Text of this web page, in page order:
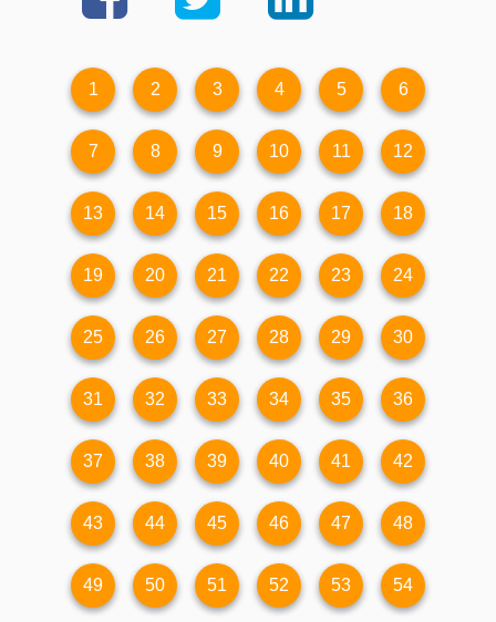
1 2 3 4 5 6
7 8 9 10 11 12
13 14 15 16 17 18
19 20 21 22 23 24
25 26 27 28 29 30
31 32 33 34 35 36
37 38 39 40 41 42
43 44 45 46 47 48
49 50 51 52 53 54